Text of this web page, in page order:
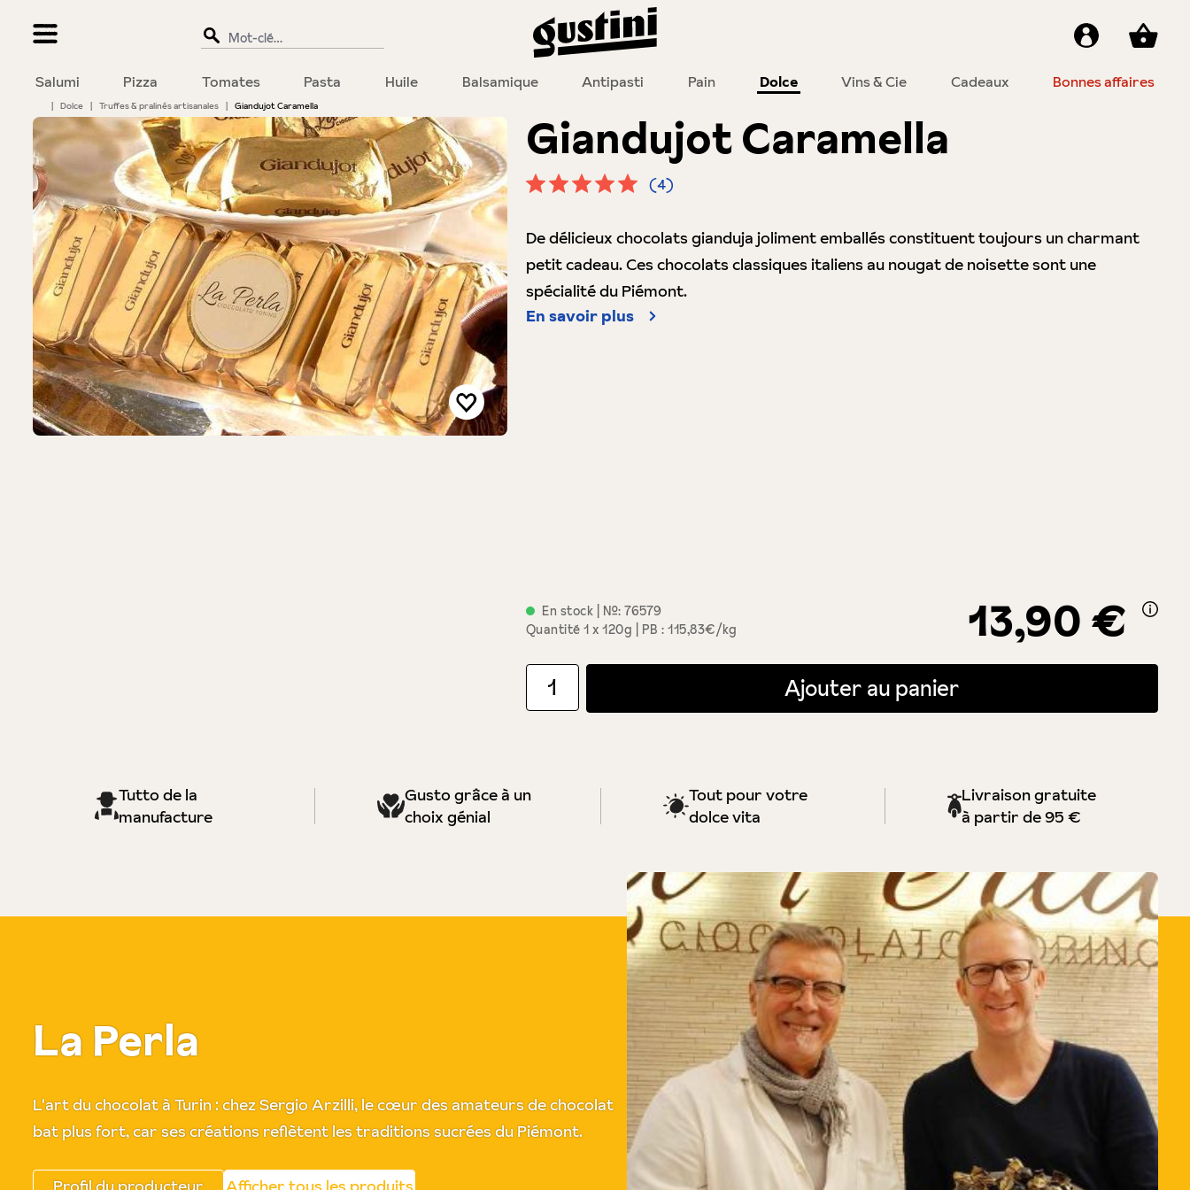
Salumi Pizza Tomates Pasta Huile Balsamique Antipasti Pain Dolce Vins & Cie Cadeaux Bonnes affaires
| Dolce | Truffes & pralinés artisanales | Giandujot Caramella
Bildergalerie überspringen
En stock | №: 76579
Quantité 1 x 120g PB : 115,83€/kg 13,90 €
Giandujot Caramella
(4)
De délicieux chocolats gianduja joliment emballés constituent toujours un charmant
petit cadeau. Ces chocolats classiques italiens au nougat de noisette sont une
spécialité du Piémont.
En savoir plus
Quantité de produit : Entrez la quantité souhaitée ou utilisez les boutons pour augmenter ou diminuer la quantité.
Ajouter au panier
Tutto de la
manufacture
Gusto grâce à un
choix génial
Tout pour votre
dolce vita
Livraison gratuite
à partir de 95 €
La Perla
L'art du chocolat à Turin : chez Sergio Arzilli, le cœur des amateurs de chocolat
bat plus fort, car ses créations reflètent les traditions sucrées du Piémont.
Profil du producteur Afficher tous les produits